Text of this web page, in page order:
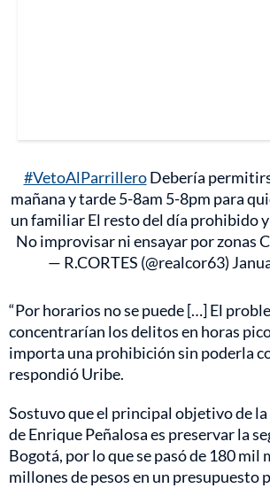
#VetoAlParrilleroDebería
mañana y tarde 5-8am 5-8pm para
un familiar El resto del día prohibido
No improvisar ni ensayar por zonas
— R.CORTES (@realcor63)
“Por horarios no se puede […] El
concentrarían los delitos en horas
importa una prohibición sin poderla
respondió Uribe.
Sostuvo que el principal objetivo de
de Enrique Peñalosa es preservar la
Bogotá, por lo que se pasó de 180 mil
millones de pesos en un presupuesto